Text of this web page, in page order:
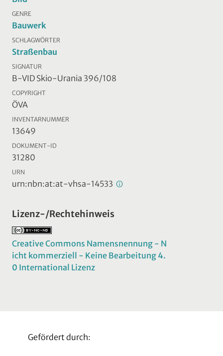
GENRE
Bauwerk
SCHLAGWÖRTER
Straßenbau
SIGNATUR
B-VID Skio-Urania 396/108
COPYRIGHT
ÖVA
INVENTARNUMMER
13649
DOKUMENT-ID
31280
URN
urn:nbn:at:at-vhsa-14533
Lizenz-/Rechtehinweis
Creative Commons Namensnennung - N
icht kommerziell - Keine Bearbeitung 4.
0 International Lizenz
Gefördert durch: